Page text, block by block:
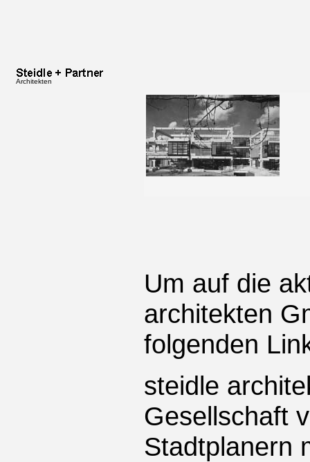
Architekten
Um auf die
architekten
folgenden
steidle
Gesellschaft
Stadtplanern